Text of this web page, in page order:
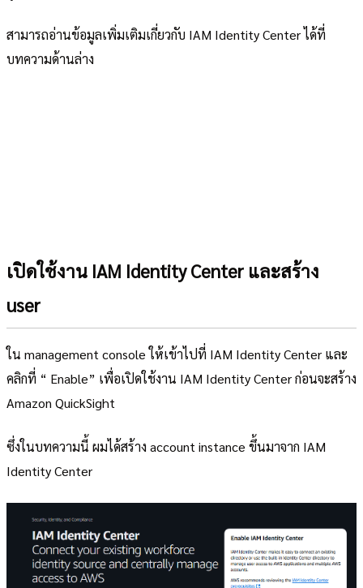
สามารถอ่านข้อมูลเพิ่มเติมเกี่ยวกับ IAM Identity Center ได้ที่
บทความด้านล่าง
เปิดใช้งาน IAM Identity Center และสร้าง
user
ใน management console ให้เข้าไปที่ IAM Identity Center และ
คลิกที่ “ Enable” เพื่อเปิดใช้งาน IAM Identity Center ก่อนจะสร้าง
Amazon QuickSight
ซึ่งในบทความนี้ ผมได้สร้าง account instance ขึ้นมาจาก IAM
Identity Center